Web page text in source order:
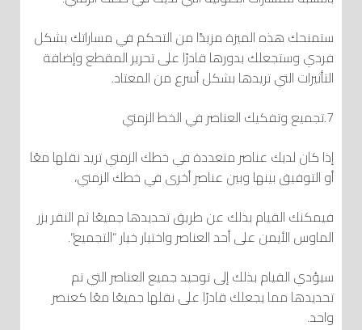
ستمنحك هذه الميزة مزيدًا من التحكم في مساراتك بشكل
فردي وستجعلك بدورها قادرًا على تحرير المقطع وإضافة
التأثيرات التي تريدها بشكل أسرع من المعتاد.
7.تجميع وتفكيك العناصر في الخط الزمني
إذا كان لديك عناصر متعددة في خطك الزمني تريد نقلها معًا
أو التوفيق بينها وبين عناصر أخرى في خطك الزمني،
فيمكنك القيام بذلك عن طريق تحديدها جميعًا ثم النقر بزر
الماوس الأيمن على أحد العناصر واختيار خيار “التجميع”.
سيؤدي القيام بذلك إلى توحيد جميع العناصر التي تم
تحديدها مما يجعلك قادرًا على نقلها جميعًا معًا كعنصر
واحد.